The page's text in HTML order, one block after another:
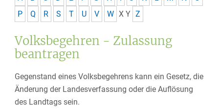
P
Q R S T U V W X Y Z
Volksbegehren - Zulassung
beantragen
Gegenstand eines Volksbegehrens kann ein Gesetz, die
Änderung der Landesverfassung oder die Auflösung
des Landtags sein.